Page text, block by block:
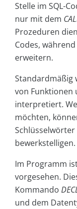
Stelle im SQL-
nur mit dem
Prozeduren
Codes,
erweitern.
Standardmäßig
von Funktionen
interpretiert.
möchten,
Schlüsselwörter
bewerkstelligen.
Im Programm
vorgesehen.
Kommando
und dem